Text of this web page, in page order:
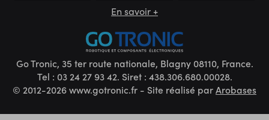
En savoir +
Go Tronic, 35 ter route nationale, Blagny 08110, France.
Tel : 03 24 27 93 42. Siret : 438.306.680.00028.
© 2012-2026 www.gotronic.fr - Site réalisé parArobases